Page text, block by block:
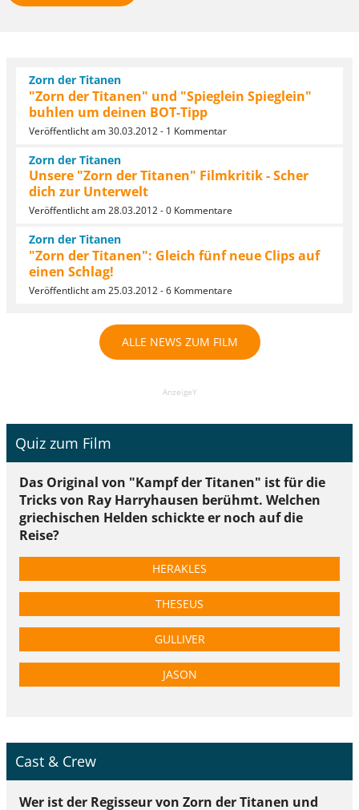
Zorn der Titanen
"Zorn der Titanen" und "Spieglein Spieglein"
buhlen um deinen BOT-Tipp
Veröffentlicht am 30.03.2012 - 1 Kommentar
Zorn der Titanen
Unsere "Zorn der Titanen" Filmkritik - Scher
dich zur Unterwelt
Veröffentlicht am 28.03.2012 - 0 Kommentare
Zorn der Titanen
"Zorn der Titanen": Gleich fünf neue Clips auf
einen Schlag!
Veröffentlicht am 25.03.2012 - 6 Kommentare
ALLE NEWS ZUM FILM
AnzeigeY
Quiz zum Film
Das Original von "Kampf der Titanen" ist für die
Tricks von Ray Harryhausen berühmt. Welchen
griechischen Helden schickte er noch auf die
Reise?
HERAKLES
THESEUS
GULLIVER
JASON
Cast & Crew
Wer ist der Regisseur von Zorn der Titanen und